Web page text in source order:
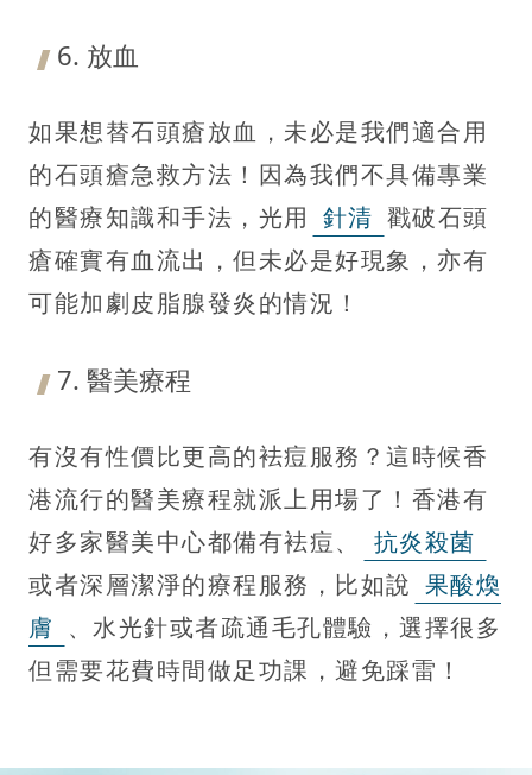
6. 放血
如果想替石頭瘡放血，未必是我們適合用
的石頭瘡急救方法！因為我們不具備專業
的醫療知識和手法，光用 針清 戳破石頭
瘡確實有血流出，但未必是好現象，亦有
可能加劇皮脂腺發炎的情況！
7. 醫美療程
有沒有性價比更高的袪痘服務？這時候香
港流行的醫美療程就派上用場了！香港有
好多家醫美中心都備有袪痘、
抗炎殺菌
或者深層潔淨的療程服務，比如說 果酸煥
膚 、水光針或者疏通毛孔體驗，選擇很多
但需要花費時間做足功課，避免踩雷！